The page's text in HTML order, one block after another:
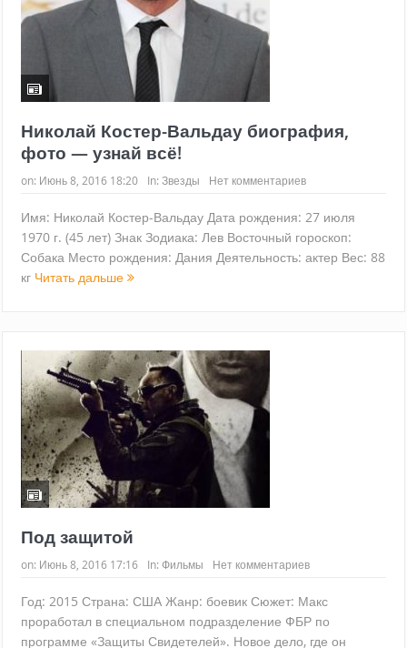
Николай Костер-Вальдау биография,
фото — узнай всё!
on: Июнь 8, 2016 18:20 In: Звезды Нет комментариев
Имя: Николай Костер-Вальдау Дата рождения: 27 июля
1970 г. (45 лет) Знак Зодиака: Лев Восточный гороскоп:
Собака Место рождения: Дания Деятельность: актер Вес: 88
кг Читать дальше
Под защитой
on: Июнь 8, 2016 17:16 In: Фильмы Нет комментариев
Год: 2015 Страна: США Жанр: боевик Сюжет: Макс
проработал в специальном подразделение ФБР по
программе «Защиты Свидетелей». Новое дело, где он